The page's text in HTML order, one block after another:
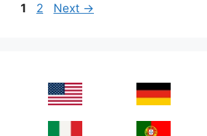
Page
1 Page
2 Next →